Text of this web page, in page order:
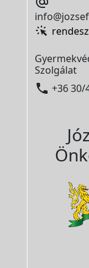
Szolgálat
 +36 30/